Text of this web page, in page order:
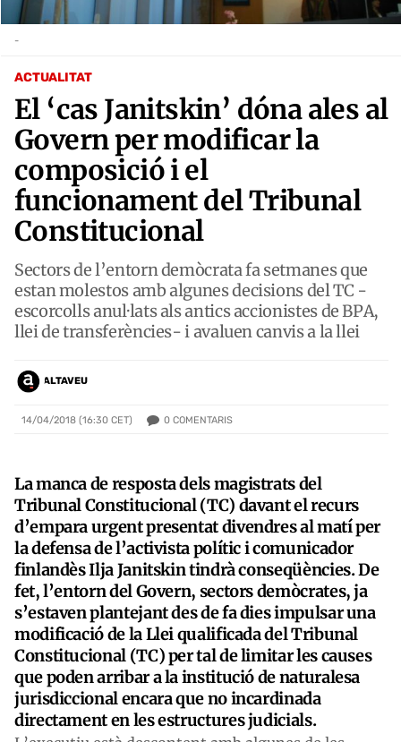
ACTUALITAT
El ‘cas Janitskin’ dóna ales al
Govern per modificar la
composició i el
funcionament del Tribunal
Constitucional
Sectors de l’entorn demòcrata fa setmanes que
estan molestos amb algunes decisions del TC -
escorcolls anul·lats als antics accionistes de BPA,
llei de transferències- i avaluen canvis a la llei
ALTAVEU
14/04/2018 (16:30 CET) 0 COMENTARIS
-
La manca de resposta dels magistrats del
Tribunal Constitucional (TC) davant el recurs
d’empara urgent presentat divendres al matí per
la defensa de l’activista polític i comunicador
finlandès Ilja Janitskin tindrà conseqüències. De
fet, l’entorn del Govern, sectors demòcrates, ja
s’estaven plantejant des de fa dies impulsar una
modificació de la Llei qualificada del Tribunal
Constitucional (TC) per tal de limitar les causes
que poden arribar a la institució de naturalesa
jurisdiccional encara que no incardinada
directament en les estructures judicials.